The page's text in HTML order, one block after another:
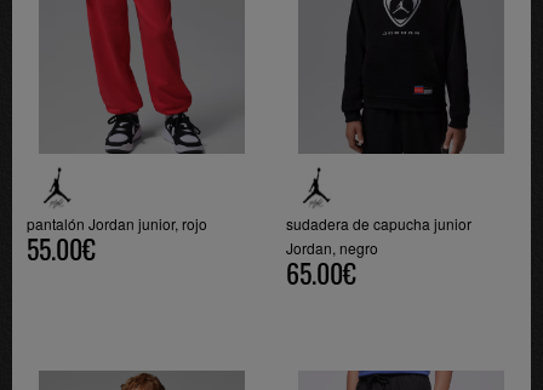
pantalón Jordan junior, rojo
55.00€
sudadera de capucha junior
Jordan, negro
65.00€